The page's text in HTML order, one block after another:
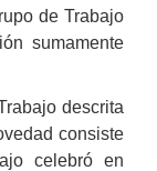
de Trabajo
sumamente
descrita
consiste
celebró en